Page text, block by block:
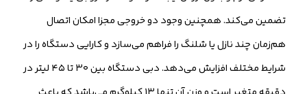
تضمین می‌کند. همچنین وجود دو خروجی مجزا امکان اتصال
هم‌زمان چند نازل یا شلنگ را فراهم می‌سازد و کارایی دستگاه را در
شرایط مختلف افزایش می‌دهد. دبی دستگاه بین ۳۰ تا ۴۵ لیتر در